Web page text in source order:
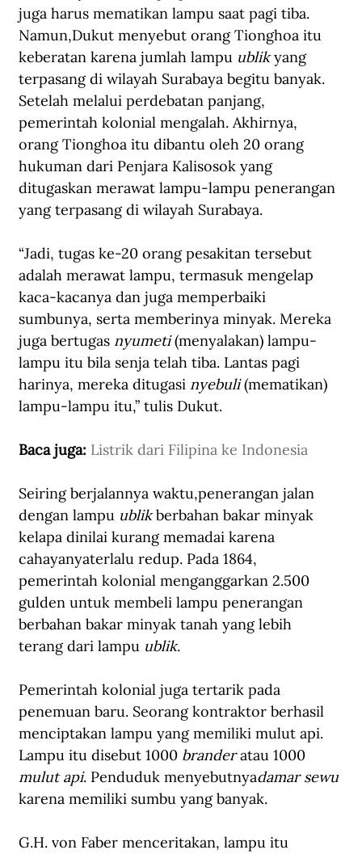
juga harus mematikan lampu saat pagi tiba.
Namun,Dukut menyebut orang Tionghoa itu
keberatan karena jumlah lampu ublik yang
terpasang di wilayah Surabaya begitu banyak.
Setelah melalui perdebatan panjang,
pemerintah kolonial mengalah. Akhirnya,
orang Tionghoa itu dibantu oleh 20 orang
hukuman dari Penjara Kalisosok yang
ditugaskan merawat lampu-lampu penerangan
yang terpasang di wilayah Surabaya.
“Jadi, tugas ke-20 orang pesakitan tersebut
adalah merawat lampu, termasuk mengelap
kaca-kacanya dan juga memperbaiki
sumbunya, serta memberinya minyak. Mereka
juga bertugas nyumeti (menyalakan) lampu-
lampu itu bila senja telah tiba. Lantas pagi
harinya, mereka ditugasi nyebuli (mematikan)
lampu-lampu itu,” tulis Dukut.
Baca juga: Listrik dari Filipina ke Indonesia
Seiring berjalannya waktu,penerangan jalan
dengan lampu ublik berbahan bakar minyak
kelapa dinilai kurang memadai karena
cahayanyaterlalu redup. Pada 1864,
pemerintah kolonial menganggarkan 2.500
gulden untuk membeli lampu penerangan
berbahan bakar minyak tanah yang lebih
terang dari lampu ublik.
Pemerintah kolonial juga tertarik pada
penemuan baru. Seorang kontraktor berhasil
menciptakan lampu yang memiliki mulut api.
Lampu itu disebut 1000 brander atau 1000
mulut api. Penduduk menyebutnyadamar sewu
karena memiliki sumbu yang banyak.
G.H. von Faber menceritakan, lampu itu